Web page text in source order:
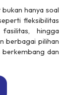
bukan hanya soal
fleksibilitas
hingga
berbagai pilihan
dan